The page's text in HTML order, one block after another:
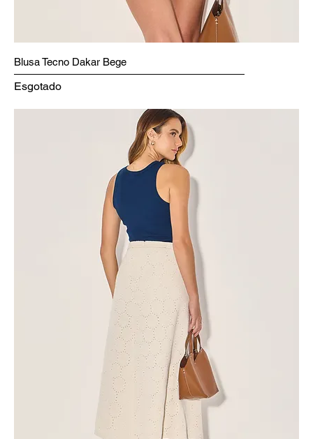
Blusa Tecno Dakar Bege
Esgotado